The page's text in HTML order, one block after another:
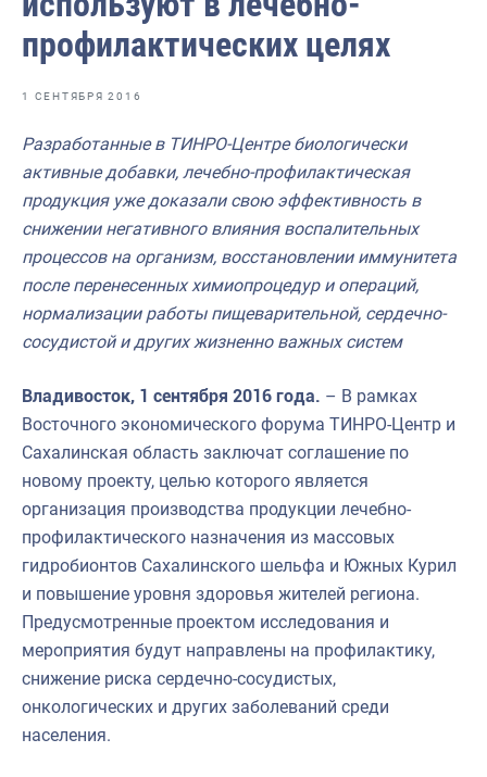
Отраслевые СМИ
Выставки и конференции
Научно-практическая литература
Рыбоохрана России
Отрасль в цифрах
Большая африканская экспедиция
Укрепление духовно-нравственных ценностей
События в России и мире
профилактических целях
1 СЕНТЯБРЯ 2016
Разработанные в ТИНРО-Центре биологически
активные добавки, лечебно-профилактическая
продукция уже доказали свою эффективность в
снижении негативного влияния воспалительных
процессов на организм, восстановлении иммунитета
после перенесенных химиопроцедур и операций,
нормализации работы пищеварительной, сердечно-
сосудистой и других жизненно важных систем
Владивосток, 1 сентября 2016 года. – В рамках
Восточного экономического форума ТИНРО-Центр и
Сахалинская область заключат соглашение по
новому проекту, целью которого является
организация производства продукции лечебно-
профилактического назначения из массовых
гидробионтов Сахалинского шельфа и Южных Курил
и повышение уровня здоровья жителей региона.
Предусмотренные проектом исследования и
мероприятия будут направлены на профилактику,
снижение риска сердечно-сосудистых,
онкологических и других заболеваний среди
населения.